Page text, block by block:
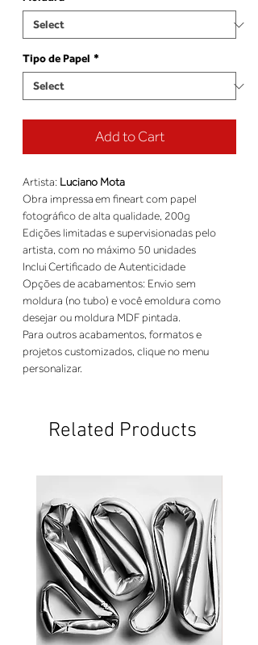
Tipo de Papel *
Add to Cart
Artista: Luciano Mota
Obra impressa em fineart com papel
fotográfico de alta qualidade, 200g
Edições limitadas e supervisionadas pelo
artista, com no máximo 50 unidades
Inclui Certificado de Autenticidade
Opções de acabamentos: Envio sem
moldura (no tubo) e você emoldura como
desejar ou moldura MDF pintada.
Para outros acabamentos, formatos e
projetos customizados, clique no menu
personalizar.
Related Products